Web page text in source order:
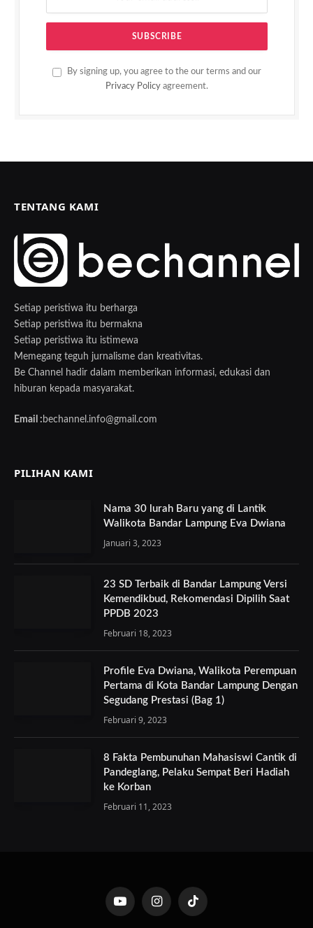
By signing up, you agree to the our terms and our
Privacy Policy agreement.
TENTANG KAMI
Setiap peristiwa itu berharga
Setiap peristiwa itu bermakna
Setiap peristiwa itu istimewa
Memegang teguh jurnalisme dan kreativitas.
Be Channel hadir dalam memberikan informasi, edukasi dan
hiburan kepada masyarakat.
Email : bechannel.info@gmail.com
PILIHAN KAMI
Nama 30 lurah Baru yang di Lantik
Walikota Bandar Lampung Eva Dwiana
Januari 3, 2023
23 SD Terbaik di Bandar Lampung Versi
Kemendikbud, Rekomendasi Dipilih Saat
PPDB 2023
Februari 18, 2023
Profile Eva Dwiana, Walikota Perempuan
Pertama di Kota Bandar Lampung Dengan
Segudang Prestasi (Bag 1)
Februari 9, 2023
8 Fakta Pembunuhan Mahasiswi Cantik di
Pandeglang, Pelaku Sempat Beri Hadiah
ke Korban
Februari 11, 2023
YouTube InstagramTikTok